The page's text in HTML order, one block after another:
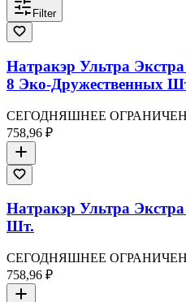
Filter
Натракэр Ультра
8 Эко-Дружественных
СЕГОДНЯШНЕЕ
758,96 ₽
Натракэр Ультра
Шт.
СЕГОДНЯШНЕЕ
758,96 ₽